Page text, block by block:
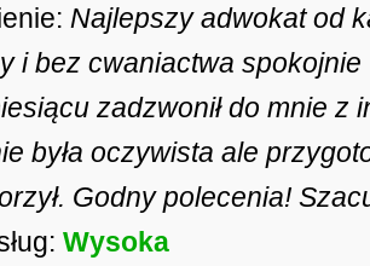
Najlepszy adwokat od
i bez cwaniactwa
zadzwonił do mnie z
była oczywista ale
Godny polecenia!
Wysoka